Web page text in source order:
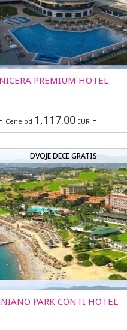
PREMIUM HOTEL
- Cene od 1,117.00 EUR -
DVOJE DECE GRATIS
PARK CONTI HOTEL